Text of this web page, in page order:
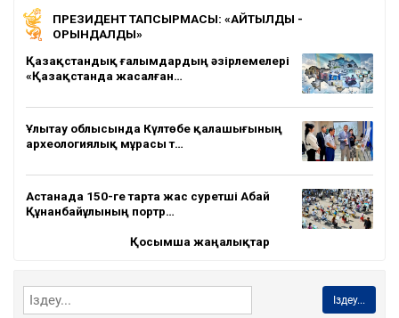
ПРЕЗИДЕНТ ТАПСЫРМАСЫ: «АЙТЫЛДЫ -
ОРЫНДАЛДЫ»
Қазақстандық ғалымдардың әзірлемелері
«Қазақстанда жасалған…
Ұлытау облысында Күлтөбе қалашығының
археологиялық мұрасы т…
Астанада 150-ге тарта жас суретші Абай
Құнанбайұлының портр…
Қосымша жаңалықтар
Іздеу...